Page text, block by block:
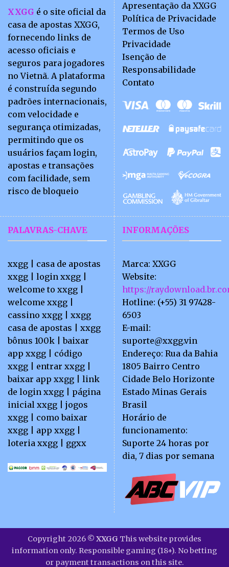
XXGG é o site oficial da
casa de apostas XXGG,
fornecendo links de
acesso oficiais e
seguros para jogadores
no Vietnã. A plataforma
é construída segundo
padrões internacionais,
com velocidade e
segurança otimizadas,
permitindo que os
usuários façam login,
apostas e transações
com facilidade, sem
risco de bloqueio
Apresentação da XXGG
Política de Privacidade
Termos de Uso
Privacidade
Isenção de
Responsabilidade
Contato
PALAVRAS-CHAVE
xxgg | casa de apostas
xxgg | login xxgg |
welcome to xxgg |
welcome xxgg |
cassino xxgg | xxgg
casa de apostas | xxgg
bônus 100k | baixar
app xxgg | código
xxgg | entrar xxgg |
baixar app xxgg | link
de login xxgg | página
inicial xxgg | jogos
xxgg | como baixar
xxgg | app xxgg |
loteria xxgg | ggxx
INFORMAÇÕES
Marca: XXGG
Website:
https://
Hotline: (+55) 31 97428-
6503
E-mail:
suporte@xxgg.vin
Endereço: Rua da Bahia
1805 Bairro Centro
Cidade Belo Horizonte
Estado Minas Gerais
Brasil
Horário de
funcionamento:
Suporte 24 horas por
dia, 7 dias por semana
Copyright 2026 © XXGG This website provides
information only. Responsible gaming (18+). No betting
or payment transactions on this site.